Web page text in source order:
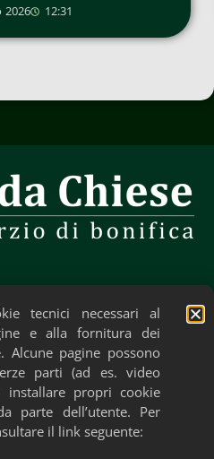
2026 12:31
tecnici necessari al
e alla fornitura dei
Alcune pagine possono
parti (ad es. video
installare propri cookie
parte dell’utente. Per
il link seguente: